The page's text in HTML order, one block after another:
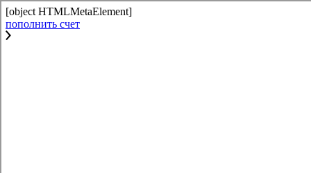
[object HTMLMetaElement]
пополнить счет